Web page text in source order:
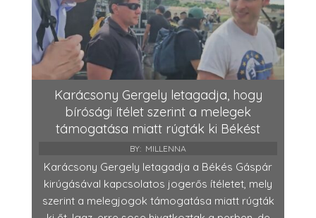
Karácsony Gergely letagadja, hogy
bírósági ítélet szerint a melegek
támogatása miatt rúgták ki Békést
BY: MILLENNA
Karácsony Gergely letagadja a Békés Gáspár
kirúgásával kapcsolatos jogerős ítéletet, mely
szerint a melegjogok támogatása miatt rúgták